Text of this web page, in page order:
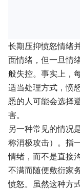
长期压抑愤怒情绪
面情绪，但一旦情
般失控。事实上，
适当处理方式，愤
悉的人可能会选择
害。
另一种常见的情况
称消极攻击）。指
情绪，而不是直接
不满而随便敷衍家
愤怒。虽然这种方